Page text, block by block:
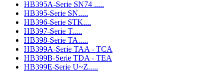
HB395A-Serie SN74 .....
HB395-Serie SN.....
HB396-Serie STK....
HB397-Serie T.....
HB398-Serie TA.....
HB399A-Serie TAA - TCA
HB399B-Serie TDA - TEA
HB399E-Serie U~Z.....